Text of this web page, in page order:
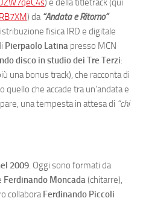
) e della titletrack (qui
) da“Andata e Ritorno”
fisica IRD e digitale
Pierpaolo Latina presso MCN
disco in studio dei Tre Terzi:
una bonus track), che racconta di
che accade tra un’andata e
una tempesta in attesa di “chi
2009. Oggi sono formati da
Ferdinando Moncada(chitarre),
collaboraFerdinando Piccoli